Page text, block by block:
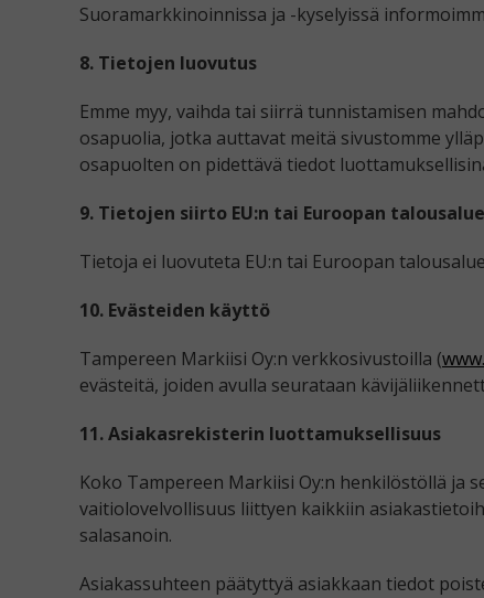
Suoramarkkinoinnissa ja -kyselyissä
8. Tietojen luovutus
Emme myy, vaihda tai siirrä tunnistamisen
osapuolia, jotka auttavat meitä sivustomme
osapuolten on pidettävä tiedot
9. Tietojen siirto EU:n tai Euroopan
Tietoja ei luovuteta EU:n tai Euroopan
10. Evästeiden käyttö
Tampereen Markiisi Oy:n verkkosivustoilla (
evästeitä, joiden avulla seurataan
11. Asiakasrekisterin luottamuksellisuus
Koko Tampereen Markiisi Oy:n henkilöstöllä ja
vaitiolovelvollisuus liittyen kaikkiin
salasanoin.
Asiakassuhteen päätyttyä asiakkaan tiedot